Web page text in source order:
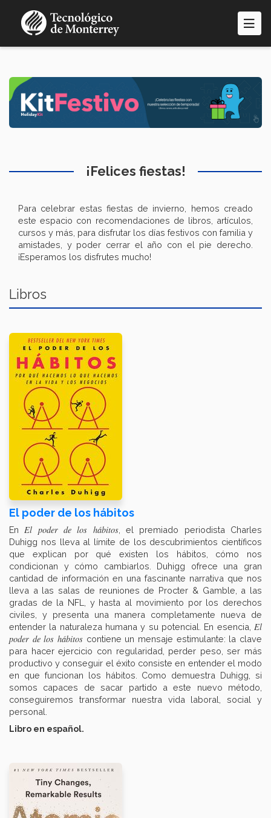
contenido
¡Felices fiestas!
Para celebrar estas fiestas de invierno, hemos creado
este espacio con recomendaciones de libros, artículos,
cursos y más, para disfrutar los días festivos con familia y
amistades, y poder cerrar el año con el pie derecho.
¡Esperamos los disfrutes mucho!
Libros
El poder de los hábitos
En El poder de los hábitos, el premiado periodista Charles
Duhigg nos lleva al límite de los descubrimientos científicos
que explican por qué existen los hábitos, cómo nos
condicionan y cómo cambiarlos. Duhigg ofrece una gran
cantidad de información en una fascinante narrativa que nos
lleva a las salas de reuniones de Procter & Gamble, a las
gradas de la NFL, y hasta al movimiento por los derechos
civiles, y presenta una manera completamente nueva de
entender la naturaleza humana y su potencial. En esencia, El
poder de los hábitos contiene un mensaje estimulante: la clave
para hacer ejercicio con regularidad, perder peso, ser más
productivo y conseguir el éxito consiste en entender el modo
en que funcionan los hábitos. Como demuestra Duhigg, si
somos capaces de sacar partido a este nuevo método,
conseguiremos transformar nuestra vida laboral, social y
personal.
Libro en español.